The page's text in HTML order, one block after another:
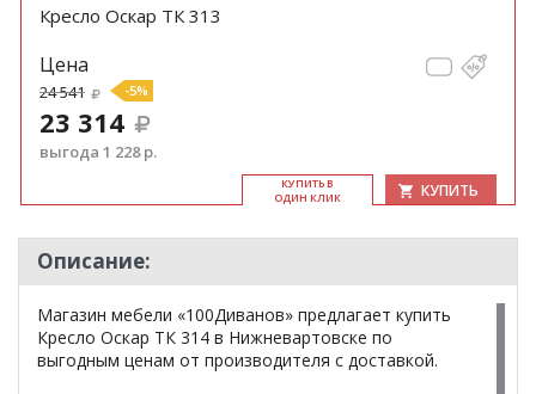
Кресло Оскар ТК 313
Цена
24 541 -5%
23 314
выгода 1 228 р.
КУ­ПИТЬ В
ОДИН КЛИК
КУПИТЬ
Описание:
Магазин мебели «100Диванов» предлагает купить
Кресло Оскар ТК 314 в Нижневартовске по
выгодным ценам от производителя с доставкой.